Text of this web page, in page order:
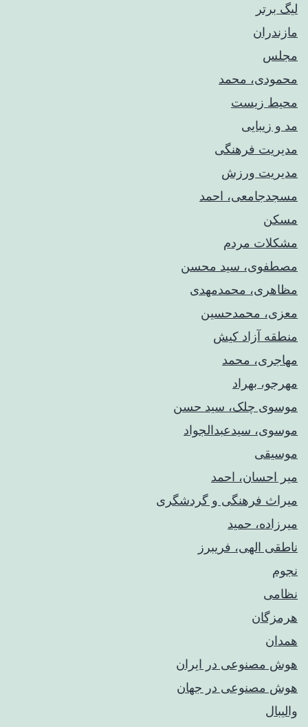
لیگ برتر
مازندران
مجلس
محمودی، محمد
محیط زیست
مد و زیبایی
مدیریت فرهنگی
مدیریت ورزش
مسجدجامعی، احمد
مسکن
مشکلات مردم
مصطفوی، سید محسن
مظاهری، محمدمهدی
معزی، محمدحسین
منطقه آزاد کیش
مهاجری، محمد
مهرجو، بهراد
موسوی چلک، سید حسن
موسوی، سیدعبدالجواد
موسیقی
میر احسان، احمد
میراث فرهنگی و گردشگری
میرزاده، حمید
ناطقی الهی، فریبرز
نجوم
نظامی
هرمزگان
همدان
هوش مصنوعی در ایران
هوش مصنوعی در جهان
والیبال